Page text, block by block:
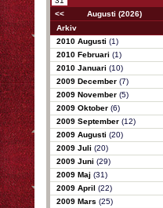
<<
Augusti (2026)
Arkiv
2010 Augusti (1)
2010 Februari (1)
2010 Januari (10)
2009 December (7)
2009 November (5)
2009 Oktober (6)
2009 September (12)
2009 Augusti (20)
2009 Juli (20)
2009 Juni (29)
2009 Maj (31)
2009 April (22)
2009 Mars (25)